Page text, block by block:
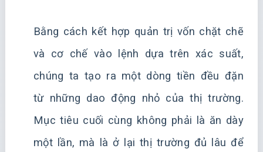
Bằng cách kết hợp quản trị vốn chặt chẽ
và cơ chế vào lệnh dựa trên xác suất,
chúng ta tạo ra một dòng tiền đều đặn
từ những dao động nhỏ của thị trường.
Mục tiêu cuối cùng không phải là ăn dày
một lần, mà là ở lại thị trường đủ lâu để